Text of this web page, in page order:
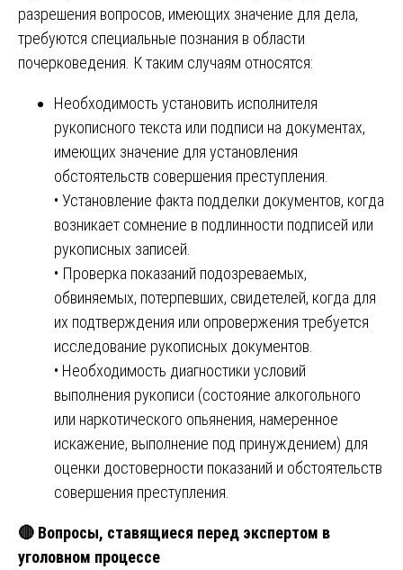
разрешения вопросов, имеющих значение для дела,
требуются специальные познания в области
почерковедения. К таким случаям относятся:
Необходимость установить исполнителя
рукописного текста или подписи на документах,
имеющих значение для установления
обстоятельств совершения преступления.
• Установление факта подделки документов, когда
возникает сомнение в подлинности подписей или
рукописных записей.
• Проверка показаний подозреваемых,
обвиняемых, потерпевших, свидетелей, когда для
их подтверждения или опровержения требуется
исследование рукописных документов.
• Необходимость диагностики условий
выполнения рукописи (состояние алкогольного
или наркотического опьянения, намеренное
искажение, выполнение под принуждением) для
оценки достоверности показаний и обстоятельств
совершения преступления.
🔴 Вопросы, ставящиеся перед экспертом в
уголовном процессе